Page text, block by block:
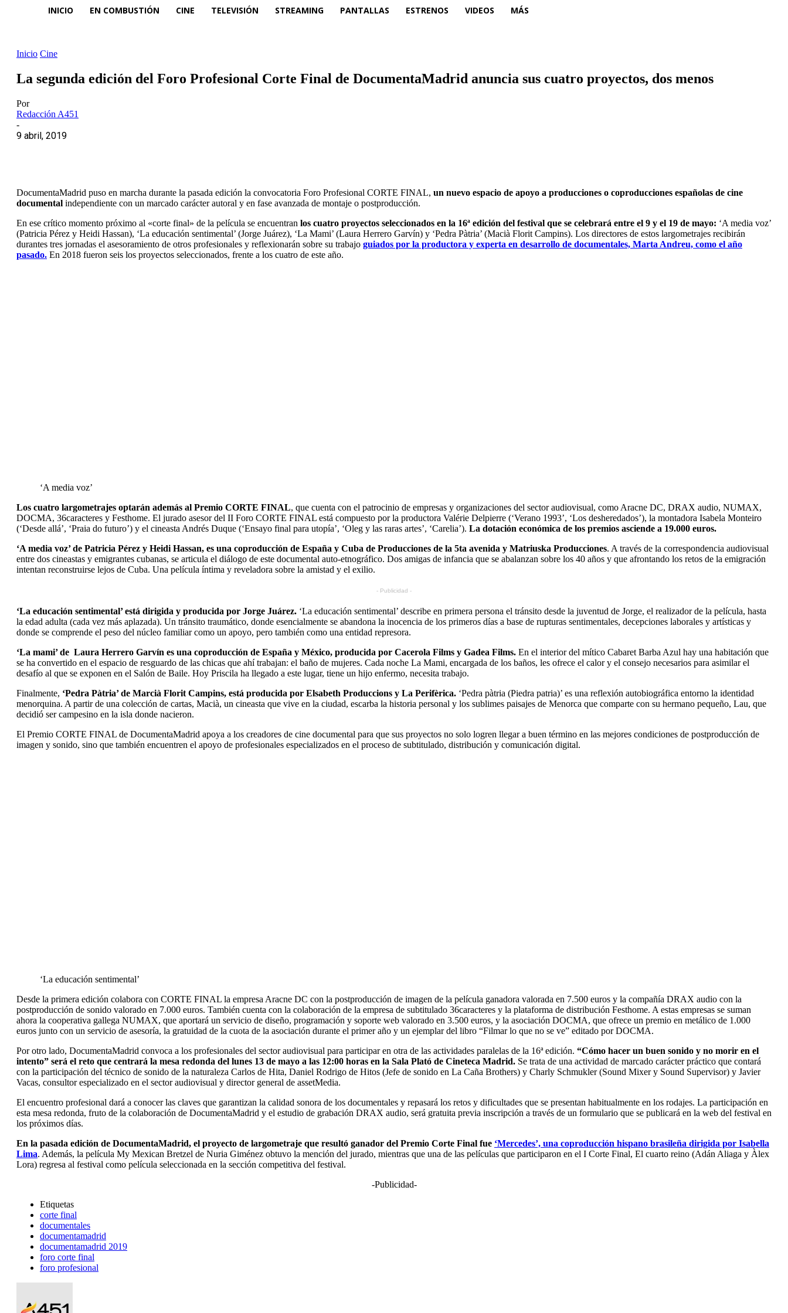
INICIO EN COMBUSTIÓN CINE TELEVISIÓN STREAMING PANTALLAS ESTRENOS VIDEOS MÁS
Inicio Cine
La segunda edición del Foro Profesional Corte Final de DocumentaMadrid anuncia sus cuatro proyectos, dos menos
Por
Redacción A451
-
9 abril, 2019
DocumentaMadrid puso en marcha durante la pasada edición la convocatoria Foro Profesional CORTE FINAL, un nuevo espacio de apoyo a producciones o coproducciones españolas de cine
documental independiente con un marcado carácter autoral y en fase avanzada de montaje o postproducción.
En ese crítico momento próximo al «corte final» de la película se encuentran los cuatro proyectos seleccionados en la 16ª edición del festival que se celebrará entre el 9 y el 19 de mayo: ‘A media voz’
(Patricia Pérez y Heidi Hassan), ‘La educación sentimental’ (Jorge Juárez), ‘La Mami’ (Laura Herrero Garvín) y ‘Pedra Pàtria’ (Macià Florit Campins). Los directores de estos largometrajes recibirán
durantes tres jornadas el asesoramiento de otros profesionales y reflexionarán sobre su trabajo guiados por la productora y experta en desarrollo de documentales, Marta Andreu, como el año
pasado. En 2018 fueron seis los proyectos seleccionados, frente a los cuatro de este año.
‘A media voz’
Los cuatro largometrajes optarán además al Premio CORTE FINAL, que cuenta con el patrocinio de empresas y organizaciones del sector audiovisual, como Aracne DC, DRAX audio, NUMAX,
DOCMA, 36caracteres y Festhome. El jurado asesor del II Foro CORTE FINAL está compuesto por la productora Valérie Delpierre (‘Verano 1993’, ‘Los desheredados’), la montadora Isabela Monteiro
(‘Desde allá’, ‘Praia do futuro’) y el cineasta Andrés Duque (‘Ensayo final para utopía’, ‘Oleg y las raras artes’, ‘Carelia’). La dotación económica de los premios asciende a 19.000 euros.
‘A media voz’ de Patricia Pérez y Heidi Hassan, es una coproducción de España y Cuba de Producciones de la 5ta avenida y Matriuska Producciones. A través de la correspondencia audiovisual
entre dos cineastas y emigrantes cubanas, se articula el diálogo de este documental auto-etnográfico. Dos amigas de infancia que se abalanzan sobre los 40 años y que afrontando los retos de la emigración
intentan reconstruirse lejos de Cuba. Una película íntima y reveladora sobre la amistad y el exilio.
- Publicidad -
‘La educación sentimental’ está dirigida y producida por Jorge Juárez. ‘La educación sentimental’ describe en primera persona el tránsito desde la juventud de Jorge, el realizador de la película, hasta
la edad adulta (cada vez más aplazada). Un tránsito traumático, donde esencialmente se abandona la inocencia de los primeros días a base de rupturas sentimentales, decepciones laborales y artísticas y
donde se comprende el peso del núcleo familiar como un apoyo, pero también como una entidad represora.
‘La mami’ de Laura Herrero Garvín es una coproducción de España y México, producida por Cacerola Films y Gadea Films. En el interior del mítico Cabaret Barba Azul hay una habitación que
se ha convertido en el espacio de resguardo de las chicas que ahí trabajan: el baño de mujeres. Cada noche La Mami, encargada de los baños, les ofrece el calor y el consejo necesarios para asimilar el
desafío al que se exponen en el Salón de Baile. Hoy Priscila ha llegado a este lugar, tiene un hijo enfermo, necesita trabajo.
Finalmente, ‘Pedra Pàtria’ de Marcià Florit Campins, está producida por Elsabeth Produccions y La Perifèrica. ‘Pedra pàtria (Piedra patria)’ es una reflexión autobiográfica entorno la identidad
menorquina. A partir de una colección de cartas, Macià, un cineasta que vive en la ciudad, escarba la historia personal y los sublimes paisajes de Menorca que comparte con su hermano pequeño, Lau, que
decidió ser campesino en la isla donde nacieron.
El Premio CORTE FINAL de DocumentaMadrid apoya a los creadores de cine documental para que sus proyectos no solo logren llegar a buen término en las mejores condiciones de postproducción de
imagen y sonido, sino que también encuentren el apoyo de profesionales especializados en el proceso de subtitulado, distribución y comunicación digital.
‘La educación sentimental’
Desde la primera edición colabora con CORTE FINAL la empresa Aracne DC con la postproducción de imagen de la película ganadora valorada en 7.500 euros y la compañía DRAX audio con la
postproducción de sonido valorado en 7.000 euros. También cuenta con la colaboración de la empresa de subtitulado 36caracteres y la plataforma de distribución Festhome. A estas empresas se suman
ahora la cooperativa gallega NUMAX, que aportará un servicio de diseño, programación y soporte web valorado en 3.500 euros, y la asociación DOCMA, que ofrece un premio en metálico de 1.000
euros junto con un servicio de asesoría, la gratuidad de la cuota de la asociación durante el primer año y un ejemplar del libro “Filmar lo que no se ve” editado por DOCMA.
Por otro lado, DocumentaMadrid convoca a los profesionales del sector audiovisual para participar en otra de las actividades paralelas de la 16ª edición. “Cómo hacer un buen sonido y no morir en el
intento” será el reto que centrará la mesa redonda del lunes 13 de mayo a las 12:00 horas en la Sala Plató de Cineteca Madrid. Se trata de una actividad de marcado carácter práctico que contará
con la participación del técnico de sonido de la naturaleza Carlos de Hita, Daniel Rodrigo de Hitos (Jefe de sonido en La Caña Brothers) y Charly Schmukler (Sound Mixer y Sound Supervisor) y Javier
Vacas, consultor especializado en el sector audiovisual y director general de assetMedia.
El encuentro profesional dará a conocer las claves que garantizan la calidad sonora de los documentales y repasará los retos y dificultades que se presentan habitualmente en los rodajes. La participación en
esta mesa redonda, fruto de la colaboración de DocumentaMadrid y el estudio de grabación DRAX audio, será gratuita previa inscripción a través de un formulario que se publicará en la web del festival en
los próximos días.
En la pasada edición de DocumentaMadrid, el proyecto de largometraje que resultó ganador del Premio Corte Final fue ‘Mercedes’, una coproducción hispano brasileña dirigida por Isabella
Lima. Además, la película My Mexican Bretzel de Nuria Giménez obtuvo la mención del jurado, mientras que una de las películas que participaron en el I Corte Final, El cuarto reino (Adán Aliaga y Àlex
Lora) regresa al festival como película seleccionada en la sección competitiva del festival.
-Publicidad-
Etiquetas
corte final
documentales
documentamadrid
documentamadrid 2019
foro corte final
foro profesional